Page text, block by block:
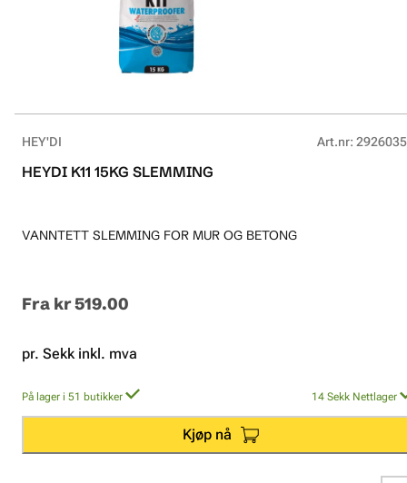
HEY'DI Art.nr:
HEYDI K11 15KG SLEMMING
VANNTETT SLEMMING FOR MUR OG BETONG
Fra kr 519.00
pr. Sekk inkl. mva
På lager i 51 butikker 14 Sekk Nettlager
Kjøp nå